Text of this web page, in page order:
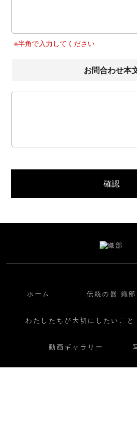
※半角で入力してください
お問合わせ本
ホーム 伝統の器 織部
わたしたちが大切にしたいこと
動画ギャラリー